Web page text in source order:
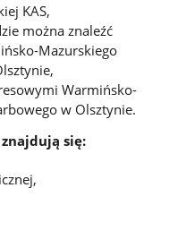
KAS,
można znaleźć
Mazurskiego
Warmińsko-
w Olsztynie.
się: